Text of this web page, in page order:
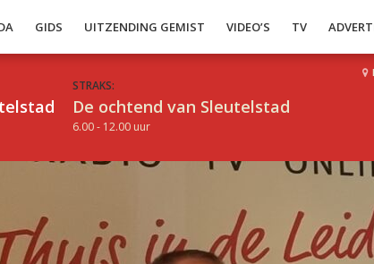
GIDS UITZENDING GEMIST VIDEO’S TV
STRAKS:
De ochtend van Sleutelstad
6.00 - 12.00 uur